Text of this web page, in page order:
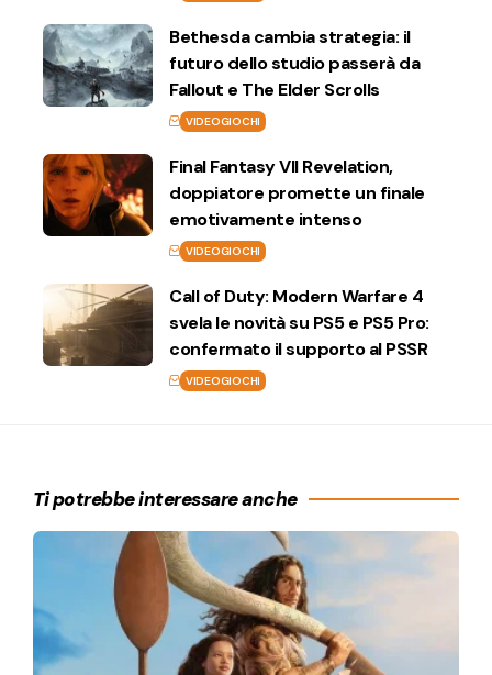
Bethesda cambia strategia: il
futuro dello studio passerà da
Fallout e The Elder Scrolls
VIDEOGIOCHI
Final Fantasy VII Revelation,
doppiatore promette un finale
emotivamente intenso
VIDEOGIOCHI
Call of Duty: Modern Warfare 4
svela le novità su PS5 e PS5 Pro:
confermato il supporto al PSSR
VIDEOGIOCHI
Ti potrebbe interessare anche